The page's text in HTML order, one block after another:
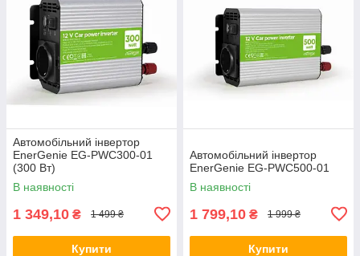
Автомобільний інвертор
EnerGenie EG-PWC300-01
(300 Вт)
В наявності
1 349,10 ₴ 1 499 ₴
Купити
Автомобільний інвертор
EnerGenie EG-PWC500-01
В наявності
1 799,10 ₴ 1 999 ₴
Купити